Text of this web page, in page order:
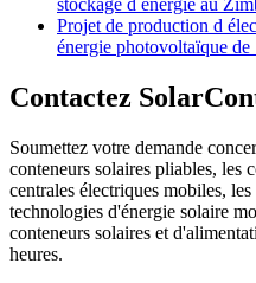
stockage d énergie au
Projet de production d
énergie photovoltaïque
Contactez
Soumettez votre demande
conteneurs solaires pliables, les
centrales électriques mobiles,
technologies d'énergie solaire
conteneurs solaires et
heures.